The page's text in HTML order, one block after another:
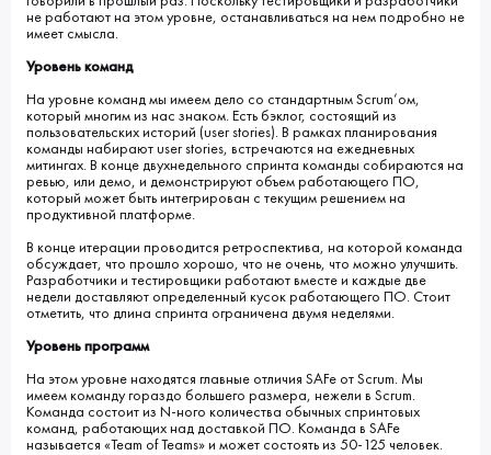
не работают на этом уровне, останавливаться на нем подробно не
имеет смысла.
Уровень команд
На уровне команд мы имеем дело со стандартным Scrum’ом,
который многим из нас знаком. Есть бэклог, состоящий из
пользовательских историй (user stories). В рамках планирования
команды набирают user stories, встречаются на ежедневных
митингах. В конце двухнедельного спринта команды собираются на
ревью, или демо, и демонстрируют объем работающего ПО,
который может быть интегрирован с текущим решением на
продуктивной платформе.
В конце итерации проводится ретроспектива, на которой команда
обсуждает, что прошло хорошо, что не очень, что можно улучшить.
Разработчики и тестировщики работают вместе и каждые две
недели доставляют определенный кусок работающего ПО. Стоит
отметить, что длина спринта ограничена двумя неделями.
Уровень программ
На этом уровне находятся главные отличия SAFe от Scrum. Мы
имеем команду гораздо большего размера, нежели в Scrum.
Команда состоит из N-ного количества обычных спринтовых
команд, работающих над доставкой ПО. Команда в SAFe
называется «Team of Teams» и может состоять из 50-125 человек.